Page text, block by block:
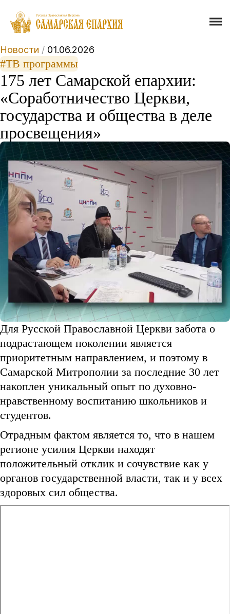
Новости / 01.06.2026
#ТВ программы
175 лет Самарской епархии:
«Соработничество Церкви,
государства и общества в деле
просвещения»
Для Русской Православной Церкви забота о
подрастающем поколении является
приоритетным направлением, и поэтому в
Самарской Митрополии за последние 30 лет
накоплен уникальный опыт по духовно-
нравственному воспитанию школьников и
студентов.
Отрадным фактом является то, что в нашем
регионе усилия Церкви находят
положительный отклик и сочувствие как у
органов государственной власти, так и у всех
здоровых сил общества.